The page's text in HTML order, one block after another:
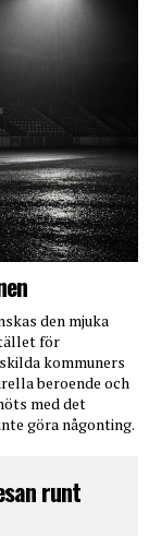
den mjuka
för
kommuners
beroende och
med det
göra någonting.
runt